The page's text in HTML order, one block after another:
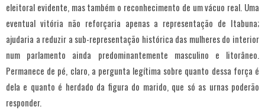
eleitoral evidente, mas também o reconhecimento de um vácuo real. Uma
eventual vitória não reforçaria apenas a representação de Itabuna;
ajudaria a reduzir a sub-representação histórica das mulheres do interior
num parlamento ainda predominantemente masculino e litorâneo.
Permanece de pé, claro, a pergunta legítima sobre quanto dessa força é
dela e quanto é herdado da figura do marido, que só as urnas poderão
responder.